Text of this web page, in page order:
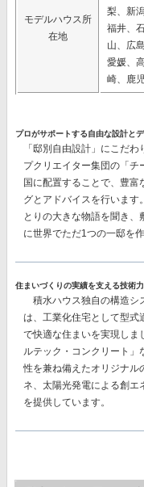
モデルハウス所
在地
梨、新
福井、
山、広
愛媛、
崎、鹿
プロがサポートする自由な設計と
「邸別自由設計」 にこだわ
プクリエイター集団の 「
国に配置することで、豊
グとアドバイスを行います
とりの大きな物語を聞き
に世界でただ1つの一邸を
住まいづくりの実績を支える技術力
積水ハウス独自の構造シ
は、工業化住宅として型式
で快適な住まいを実現しま
ルテック・コンクリート」
性を兼ね備えたオリジナル
ネ、太陽光発電による創エ
を提供しています。